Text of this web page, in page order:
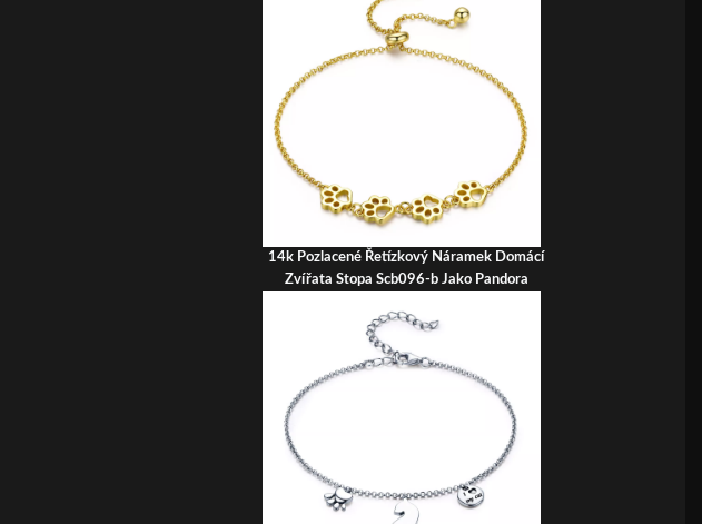
14k Pozlacené Řetízkový Náramek Domácí
Zvířata Stopa Scb096-b Jako Pandora